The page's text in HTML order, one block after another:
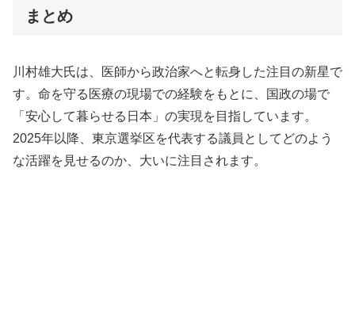
まとめ
川村雄大氏は、医師から政治家へと転身した注目の新星で
す。命を守る医療の現場での経験をもとに、国政の場で
「安心して暮らせる日本」の実現を目指しています。
2025年以降、東京選挙区を代表する議員としてどのよう
な活躍を見せるのか、大いに注目されます。